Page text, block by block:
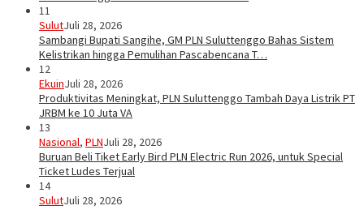
11
SulutJuli 28, 2026
Sambangi Bupati Sangihe, GM PLN Suluttenggo Bahas Sistem
Kelistrikan hingga Pemulihan Pascabencana T…
12
EkuinJuli 28, 2026
Produktivitas Meningkat, PLN Suluttenggo Tambah Daya Listrik PT
JRBM ke 10 Juta VA
13
Nasional, PLNJuli 28, 2026
Buruan Beli Tiket Early Bird PLN Electric Run 2026, untuk Special
Ticket Ludes Terjual
14
SulutJuli 28, 2026